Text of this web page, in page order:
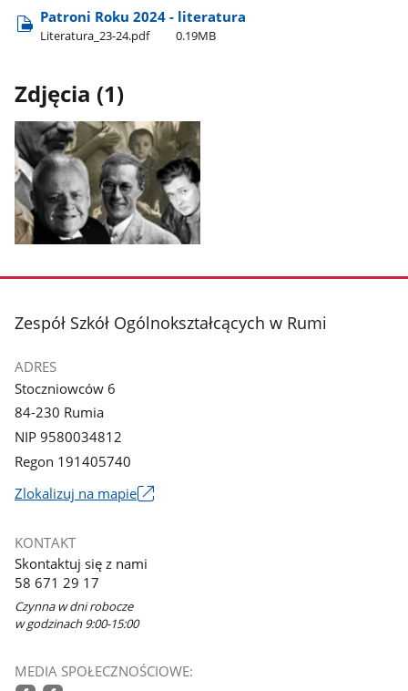
Patroni Roku 2024 - literatura
Literatura​_23-24.pdf 0.19MB
Zdjęcia (1)
galerii.
stopka
Zespół Szkół Ogólnokształcących w Rumi
ADRES
Stoczniowców 6
84-230 Rumia
NIP 9580034812
Regon 191405740
Zlokalizuj na mapieLink
nowym
KONTAKT
Skontaktuj się z nami
58 671 29 17
Czynna w dni robocze
w godzinach 9:00-15:00
MEDIA SPOŁECZNOŚCIOWE: